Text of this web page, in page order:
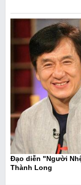
Đạo diễn "Người
Thành Long